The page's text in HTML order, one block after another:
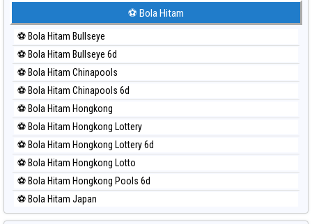
⚽ Bola Merah Kuda Lari
⚽ Bola Merah Magnum Cambodia
⚽ Bola Merah Nagoya
⚽ Bola Merah North Carolina Day
⚽ Bola Merah Pcso
⚽ Bola Merah Sao Paulo
⚽ Bola Merah Singapore
⚽ Bola Merah Sydney
⚽ Bola Merah Sydney Lottery
⚽ Bola Merah Sydney Lottery 6d
⚽ Bola Merah Sydney Lotto
⚽ Bola Hitam
⚽ Bola Hitam Bullseye
⚽ Bola Hitam Bullseye 6d
⚽ Bola Hitam Chinapools
⚽ Bola Hitam Chinapools 6d
⚽ Bola Hitam Hongkong
⚽ Bola Hitam Hongkong Lottery
⚽ Bola Hitam Hongkong Lottery 6d
⚽ Bola Hitam Hongkong Lotto
⚽ Bola Hitam Hongkong Pools 6d
⚽ Bola Hitam Japan
⚽ Bola Hitam Japan 6d